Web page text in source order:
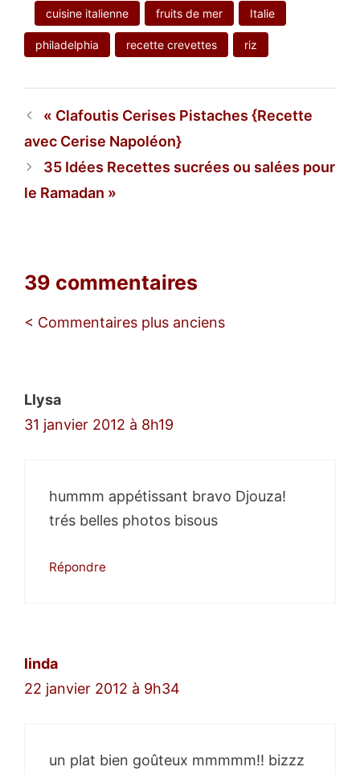
cuisine italienne fruits de mer Italie
philadelphia recette crevettes riz
Clafoutis Cerises Pistaches {Recette
avec Cerise Napoléon}
35 Idées Recettes sucrées ou salées pour
le Ramadan
39 commentaires
Navigation
< Commentaires plus anciens
Llysa
31 janvier 2012 à 8h19
hummm appétissant bravo Djouza!
trés belles photos bisous
Répondre
linda
22 janvier 2012 à 9h34
un plat bien goûteux mmmmm!! bizzz